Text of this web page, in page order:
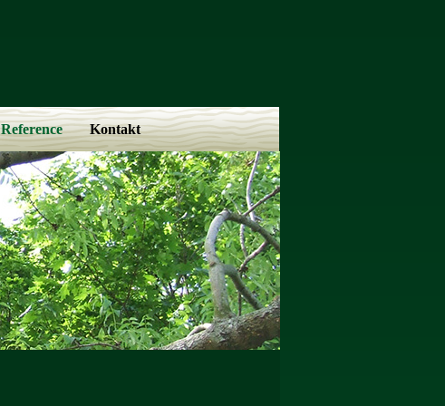
Reference Kontakt